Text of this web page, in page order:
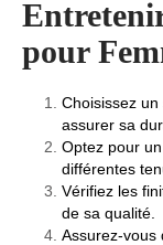
pour
Choisissez
assurer sa
Optez pour
différentes
Vérifiez les
de sa qualité.
Assurez-vous